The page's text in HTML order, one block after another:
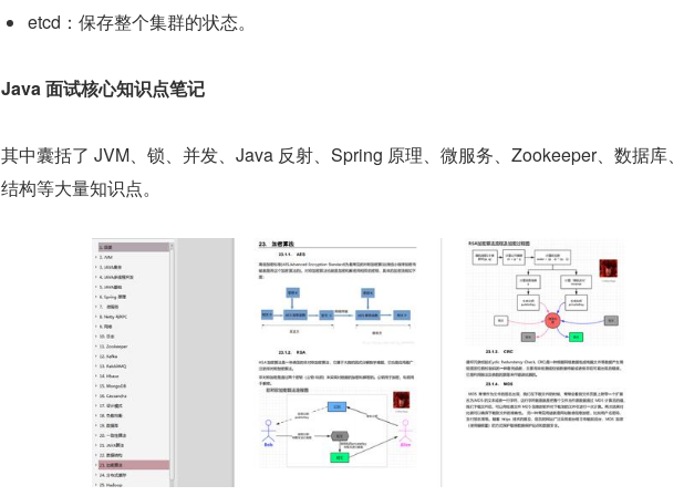
etcd：保存整个集群的状态。
Java 面试核心知识点笔记
其中囊括了 JVM、锁、并发、Java 反射、Spring 原理、微服务、Zookeeper、数据库
结构等大量知识点。